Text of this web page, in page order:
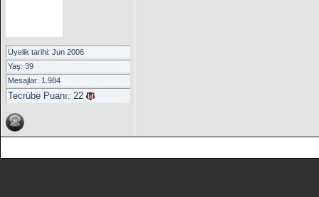
Üyelik tarihi: Jun 2006
Yaş: 39
Mesajlar: 1.984
Tecrübe Puanı: 22